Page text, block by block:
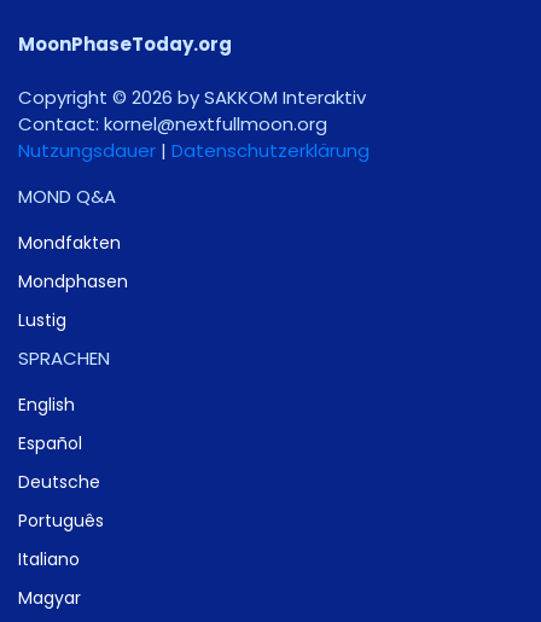
MoonPhaseToday.org
Copyright © 2026 by SAKKOM Interaktiv
Contact: gro.noomlluftxen@lenrok
Nutzungsdauer | Datenschutzerklärung
MOND Q&A
Mondfakten
Mondphasen
Lustig
SPRACHEN
English
Español
Deutsche
Português
Italiano
Magyar